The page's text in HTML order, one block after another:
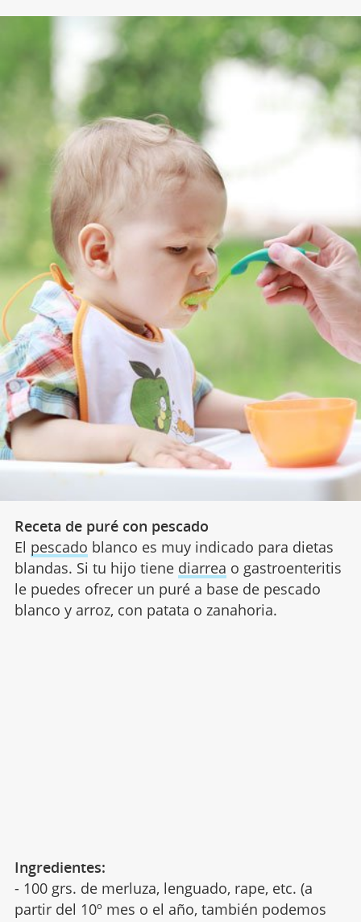
Receta de puré con pescado
El pescado blanco es muy indicado para dietas
blandas. Si tu hijo tiene diarrea o gastroenteritis
le puedes ofrecer un puré a base de pescado
blanco y arroz, con patata o zanahoria.
Ingredientes:
- 100 grs. de merluza, lenguado, rape, etc. (a
partir del 10º mes o el año, también podemos